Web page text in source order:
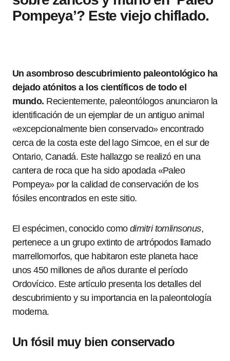
Pompeya’? Este viejo chiflado.
Un asombroso descubrimiento paleontológico ha
dejado atónitos a los científicos de todo el
mundo. Recientemente, paleontólogos anunciaron la
identificación de un ejemplar de un antiguo animal
«excepcionalmente bien conservado» encontrado
cerca de la costa este del lago Simcoe, en el sur de
Ontario, Canadá. Este hallazgo se realizó en una
cantera de roca que ha sido apodada «Paleo
Pompeya» por la calidad de conservación de los
fósiles encontrados en este sitio.
El espécimen, conocido como dimitri tomlinsonus,
pertenece a un grupo extinto de artrópodos llamado
marrellomorfos, que habitaron este planeta hace
unos 450 millones de años durante el período
Ordovícico. Este artículo presenta los detalles del
descubrimiento y su importancia en la paleontología
moderna.
Un fósil muy bien conservado